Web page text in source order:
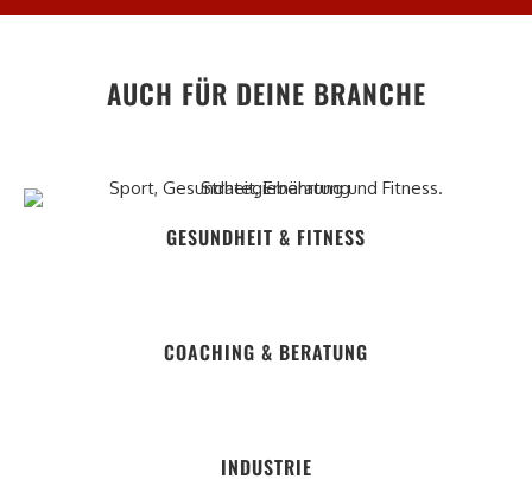
AUCH FÜR DEINE BRANCHE
GESUNDHEIT & FITNESS
COACHING & BERATUNG
INDUSTRIE